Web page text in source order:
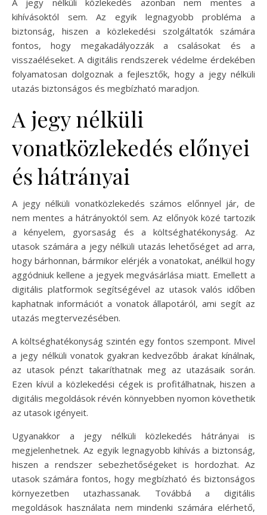
A jegy nélküli közlekedés azonban nem mentes a
kihívásoktól sem. Az egyik legnagyobb probléma a
biztonság, hiszen a közlekedési szolgáltatók számára
fontos, hogy megakadályozzák a csalásokat és a
visszaéléseket. A digitális rendszerek védelme érdekében
folyamatosan dolgoznak a fejlesztők, hogy a jegy nélküli
utazás biztonságos és megbízható maradjon.
A jegy nélküli
vonatközlekedés előnyei
és hátrányai
A jegy nélküli vonatközlekedés számos előnnyel jár, de
nem mentes a hátrányoktól sem. Az előnyök közé tartozik
a kényelem, gyorsaság és a költséghatékonyság. Az
utasok számára a jegy nélküli utazás lehetőséget ad arra,
hogy bárhonnan, bármikor elérjék a vonatokat, anélkül hogy
aggódniuk kellene a jegyek megvásárlása miatt. Emellett a
digitális platformok segítségével az utasok valós időben
kaphatnak információt a vonatok állapotáról, ami segít az
utazás megtervezésében.
A költséghatékonyság szintén egy fontos szempont. Mivel
a jegy nélküli vonatok gyakran kedvezőbb árakat kínálnak,
az utasok pénzt takaríthatnak meg az utazásaik során.
Ezen kívül a közlekedési cégek is profitálhatnak, hiszen a
digitális megoldások révén könnyebben nyomon követhetik
az utasok igényeit.
Ugyanakkor a jegy nélküli közlekedés hátrányai is
megjelenhetnek. Az egyik legnagyobb kihívás a biztonság,
hiszen a rendszer sebezhetőségeket is hordozhat. Az
utasok számára fontos, hogy megbízható és biztonságos
környezetben utazhassanak. Továbbá a digitális
megoldások használata nem mindenki számára elérhető,